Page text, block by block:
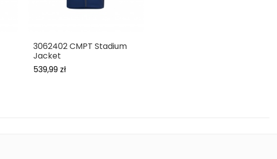
3062402 CMPT Stadium
Jacket
539,99 zł